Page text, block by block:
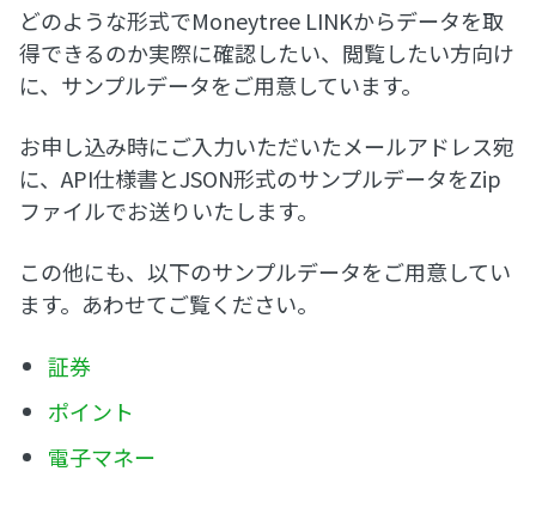
どのような形式でMoneytree LINKからデータを取
得できるのか実際に確認したい、閲覧したい方向け
に、サンプルデータをご用意しています。
お申し込み時にご入力いただいたメールアドレス宛
に、API仕様書とJSON形式のサンプルデータをZip
ファイルでお送りいたします。
この他にも、以下のサンプルデータをご用意してい
ます。あわせてご覧ください。
証券
ポイント
電子マネー